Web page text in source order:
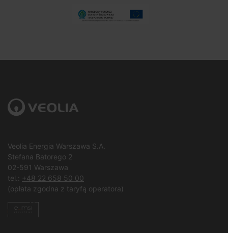
Veolia Energia Warszawa S.A.
Stefana Batorego 2
02-591 Warszawa
tel.: +48 22 658 50 00
(opłata zgodna z taryfą operatora)